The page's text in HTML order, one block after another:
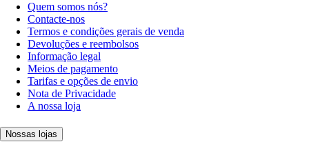
Quem somos nós?
Contacte-nos
Termos e condições gerais de venda
Devoluções e reembolsos
Informação legal
Meios de pagamento
Tarifas e opções de envio
Nota de Privacidade
A nossa loja
Nossas lojas